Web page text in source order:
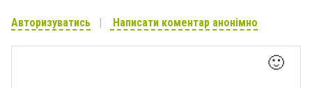
Авторизуватись Написати коментар анонімно
🙂